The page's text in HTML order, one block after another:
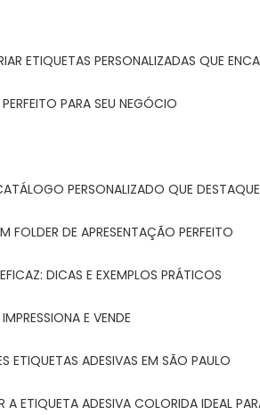
ETIQUETAS PERSONALIZADAS QUE
PARA SEU NEGÓCIO
PERSONALIZADO QUE
FOLDER DE APRESENTAÇÃO PERFEITO
DICAS E EXEMPLOS PRÁTICOS
E VENDE
ETIQUETAS ADESIVAS EM SÃO PAULO
A ETIQUETA ADESIVA COLORIDA IDEAL